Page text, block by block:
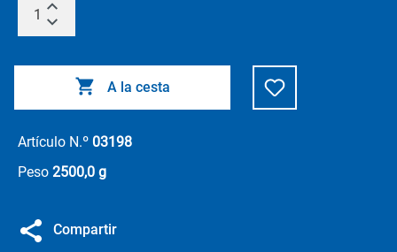
A la cesta
Artículo N.º 03198
Peso 2500,0 g
Compartir